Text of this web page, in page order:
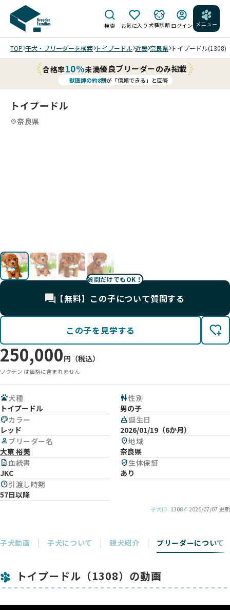
検索 お気に入り 犬種診断 ログイン メニュー
TOP 子犬・ブリーダーを検索 トイプードル 近畿 奈良県 トイプードル(1308)
合格率10%未満優良ブリーダーのみ掲載
獣医師の約8割が「信頼できる」と回答
トイプードル
奈良県
質問だけでもOK！
【無料】この子について質問する
この子を見学する
250,000円（税込）
ワクチン は価格に含まれません
pets犬種
トイプードル
wc性別
男の子
paletteカラー
レッド
cake誕生日
2026/01/19（6か月）
person ブリーダー名
大東 裕美
location_on地域
奈良県
description血統書
JKC
verified_user生体保証
あり
schedule引渡し時期
57日以降
子犬ID 1308 2026/07/07 更新
子犬動画 子犬について 親犬紹介 ブリーダーについて
トイプードル（1308）の動画